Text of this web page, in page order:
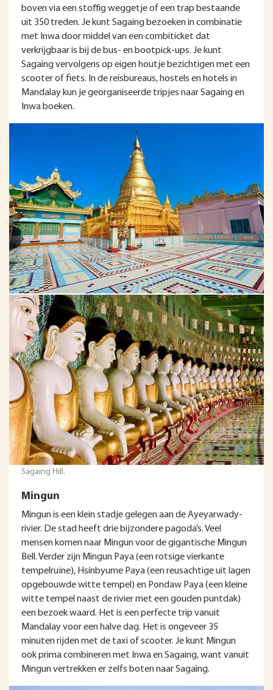
boven via een stoffig weggetje of een trap bestaande
uit 350 treden. Je kunt Sagaing bezoeken in combinatie
met Inwa door middel van een combiticket dat
verkrijgbaar is bij de bus- en bootpick-ups. Je kunt
Sagaing vervolgens op eigen houtje bezichtigen met een
scooter of fiets. In de reisbureaus, hostels en hotels in
Mandalay kun je georganiseerde tripjes naar Sagaing en
Inwa boeken.
Sagaing Hill.
Mingun
Mingun is een klein stadje gelegen aan de Ayeyarwady-
rivier. De stad heeft drie bijzondere pagoda’s. Veel
mensen komen naar Mingun voor de gigantische Mingun
Bell. Verder zijn Mingun Paya (een rotsige vierkante
tempelruïne), Hsinbyume Paya (een reusachtige uit lagen
opgebouwde witte tempel) en Pondaw Paya (een kleine
witte tempel naast de rivier met een gouden puntdak)
een bezoek waard. Het is een perfecte trip vanuit
Mandalay voor een halve dag. Het is ongeveer 35
minuten rijden met de taxi of scooter. Je kunt Mingun
ook prima combineren met Inwa en Sagaing, want vanuit
Mingun vertrekken er zelfs boten naar Sagaing.